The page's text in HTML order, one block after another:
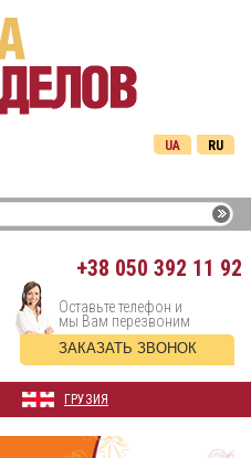
RU
UA
+38 050 392 11 92
Оставьте телефон и
мы Вам перезвоним
ЗАКАЗАТЬ ЗВОНОК
ГРУЗИЯ